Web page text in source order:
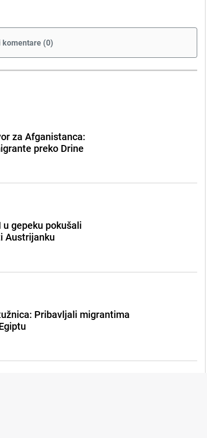
komentare (0)
za Afganistanca:
preko Drine
gepeku pokušali
Austrijanku
Pribavljali migrantima